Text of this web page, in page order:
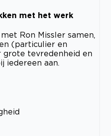
met het werk
Ron Missler samen,
(particulier en
grote tevredenheid en
iedereen aan.